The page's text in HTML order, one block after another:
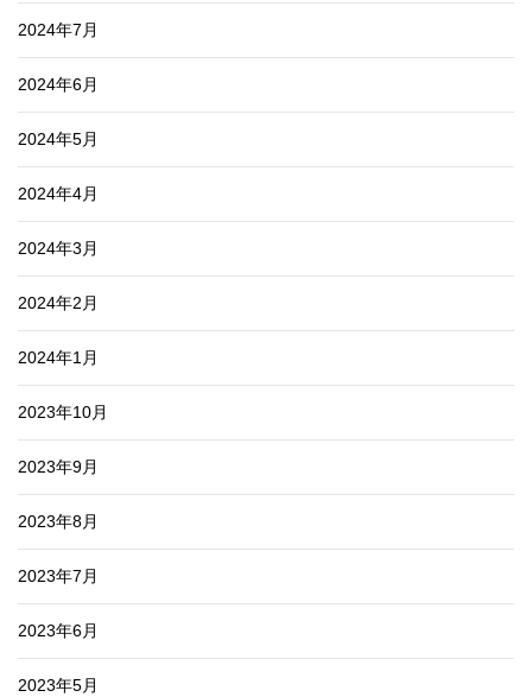
2024年7月
2024年6月
2024年5月
2024年4月
2024年3月
2024年2月
2024年1月
2023年10月
2023年9月
2023年8月
2023年7月
2023年6月
2023年5月